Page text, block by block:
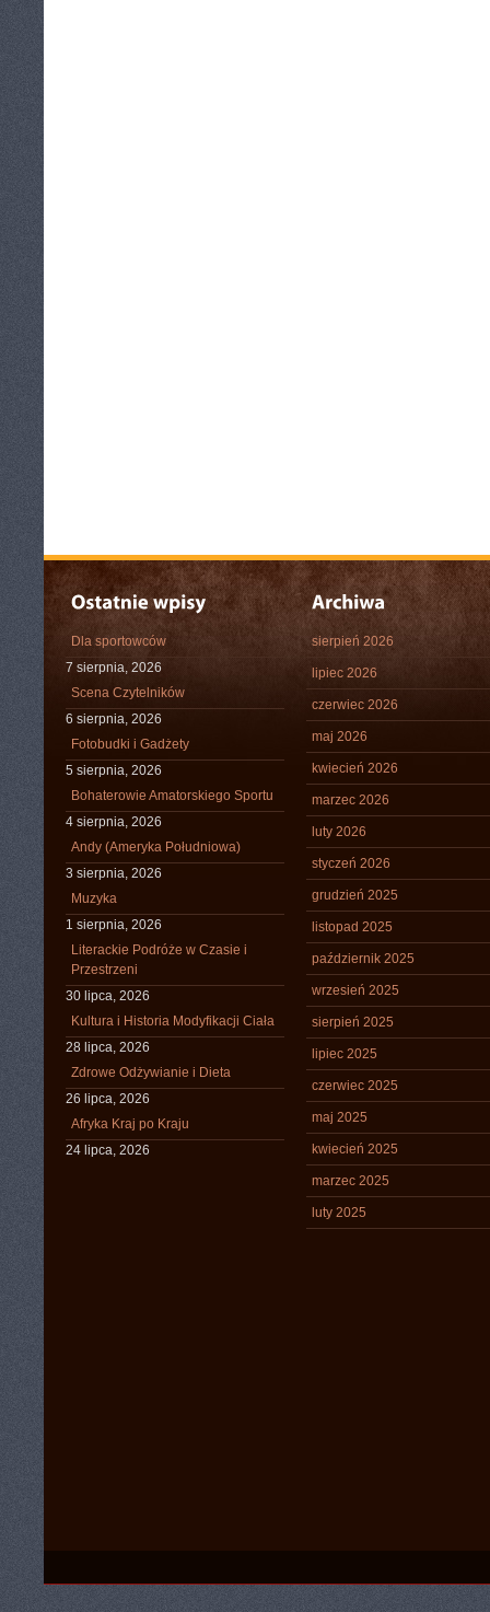
Dla sportowców
7 sierpnia, 2026
Scena Czytelników
6 sierpnia, 2026
Fotobudki i Gadżety
5 sierpnia, 2026
Bohaterowie Amatorskiego Sportu
4 sierpnia, 2026
Andy (Ameryka Południowa)
3 sierpnia, 2026
Muzyka
1 sierpnia, 2026
Literackie Podróże w Czasie i
Przestrzeni
30 lipca, 2026
Kultura i Historia Modyfikacji Ciała
28 lipca, 2026
Zdrowe Odżywianie i Dieta
26 lipca, 2026
Afryka Kraj po Kraju
24 lipca, 2026
sierpień 2026
lipiec 2026
czerwiec 2026
maj 2026
kwiecień 2026
marzec 2026
luty 2026
styczeń 2026
grudzień 2025
listopad 2025
październik 2025
wrzesień 2025
sierpień 2025
lipiec 2025
czerwiec 2025
maj 2025
kwiecień 2025
marzec 2025
luty 2025